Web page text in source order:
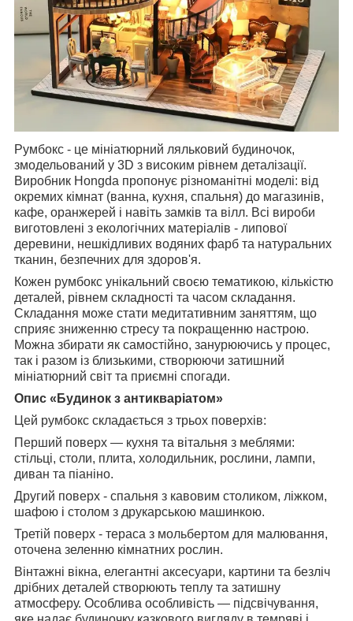
Румбокс - це мініатюрний ляльковий будиночок,
змодельований у 3D з високим рівнем деталізації.
Виробник Hongda пропонує різноманітні моделі: від
окремих кімнат (ванна, кухня, спальня) до магазинів,
кафе, оранжерей і навіть замків та вілл. Всі вироби
виготовлені з екологічних матеріалів - липової
деревини, нешкідливих водяних фарб та натуральних
тканин, безпечних для здоров'я.
Кожен румбокс унікальний своєю тематикою, кількістю
деталей, рівнем складності та часом складання.
Складання може стати медитативним заняттям, що
сприяє зниженню стресу та покращенню настрою.
Можна збирати як самостійно, занурюючись у процес,
так і разом із близькими, створюючи затишний
мініатюрний світ та приємні спогади.
Опис «Будинок з антикваріатом»
Цей румбокс складається з трьох поверхів:
Перший поверх — кухня та вітальня з меблями:
стільці, столи, плита, холодильник, рослини, лампи,
диван та піаніно.
Другий поверх - спальня з кавовим столиком, ліжком,
шафою і столом з друкарською машинкою.
Третій поверх - тераса з мольбертом для малювання,
оточена зеленню кімнатних рослин.
Вінтажні вікна, елегантні аксесуари, картини та безліч
дрібних деталей створюють теплу та затишну
атмосферу. Особлива особливість — підсвічування,